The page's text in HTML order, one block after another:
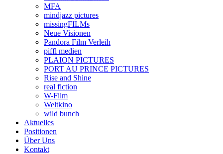
MFA
mindjazz pictures
missingFILMs
Neue Visionen
Pandora Film Verleih
piffl medien
PLAION PICTURES
PORT AU PRINCE PICTURES
Rise and Shine
real fiction
W-Film
Weltkino
wild bunch
Aktuelles
Positionen
Über Uns
Kontakt